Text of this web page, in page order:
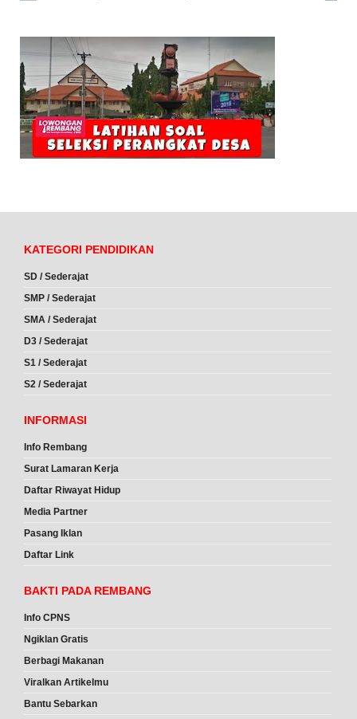
KATEGORI PENDIDIKAN
SD / Sederajat
SMP / Sederajat
SMA / Sederajat
D3 / Sederajat
S1 / Sederajat
S2 / Sederajat
INFORMASI
Info Rembang
Surat Lamaran Kerja
Daftar Riwayat Hidup
Media Partner
Pasang Iklan
Daftar Link
BAKTI PADA REMBANG
Info CPNS
Ngiklan Gratis
Berbagi Makanan
Viralkan Artikelmu
Bantu Sebarkan